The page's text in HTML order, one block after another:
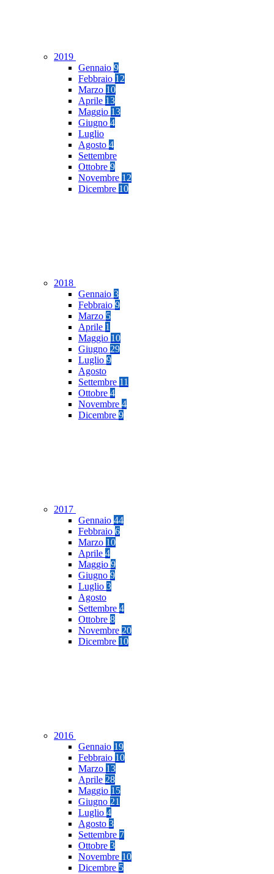
2019
Gennaio 9
Febbraio 12
Marzo 10
Aprile 13
Maggio 13
Giugno 4
Luglio
Agosto 4
Settembre
Ottobre 9
Novembre 12
Dicembre 10
2018
Gennaio 3
Febbraio 9
Marzo 5
Aprile 1
Maggio 10
Giugno 29
Luglio 9
Agosto
Settembre 11
Ottobre 4
Novembre 4
Dicembre 9
2017
Gennaio 44
Febbraio 6
Marzo 10
Aprile 4
Maggio 9
Giugno 9
Luglio 3
Agosto
Settembre 4
Ottobre 8
Novembre 20
Dicembre 10
2016
Gennaio 19
Febbraio 10
Marzo 13
Aprile 28
Maggio 15
Giugno 21
Luglio 4
Agosto 3
Settembre 7
Ottobre 3
Novembre 10
Dicembre 5